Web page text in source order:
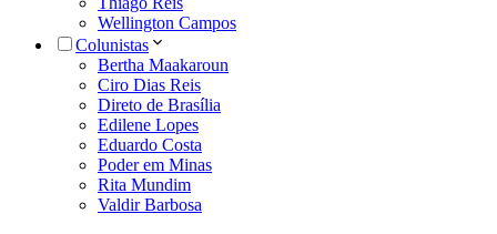
Wellington Campos
Colunistas
Bertha Maakaroun
Ciro Dias Reis
Direto de Brasília
Edilene Lopes
Eduardo Costa
Poder em Minas
Rita Mundim
Valdir Barbosa